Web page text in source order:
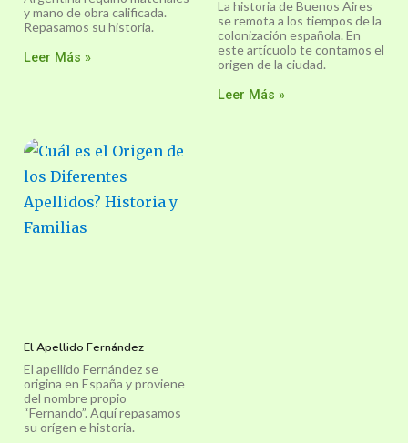
y mano de obra calificada.
Repasamos su historia.
Leer Más »
La historia de Buenos Aires
se remota a los tiempos de la
colonización española. En
este artícuolo te contamos el
origen de la ciudad.
Leer Más »
El Apellido Fernández
El apellido Fernández se
origina en España y proviene
del nombre propio
“Fernando”. Aquí repasamos
su orígen e historia.